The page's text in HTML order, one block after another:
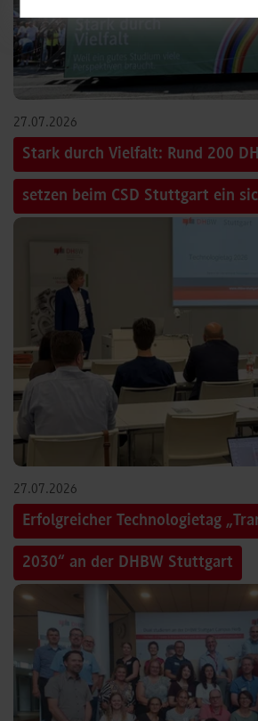
27.07.2026
Stark durch Vielfalt: Rund 200
setzen beim CSD Stuttgart ein
27.07.2026
Erfolgreicher Technologietag
2030“ an der DHBW Stuttgart